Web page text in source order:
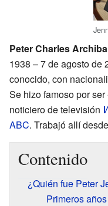
Peter Charles
1938 – 7 de agosto de
conocido, con
Se hizo famoso por
noticiero de televisión
ABC. Trabajó allí
Contenido
¿Quién fue Peter
Primeros